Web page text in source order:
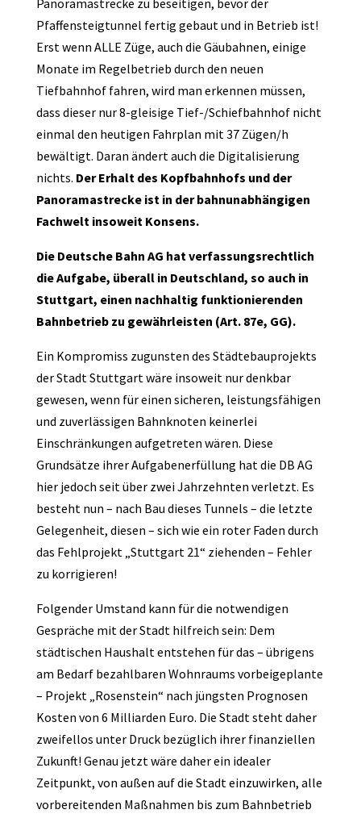
Panoramastrecke zu beseitigen, bevor der
Pfaffensteigtunnel fertig gebaut und in Betrieb ist!
Erst wenn ALLE Züge, auch die Gäubahnen, einige
Monate im Regelbetrieb durch den neuen
Tiefbahnhof fahren, wird man erkennen müssen,
dass dieser nur 8-gleisige Tief-/Schiefbahnhof nicht
einmal den heutigen Fahrplan mit 37 Zügen/h
bewältigt. Daran ändert auch die Digitalisierung
nichts. Der Erhalt des Kopfbahnhofs und der
Panoramastrecke ist in der bahnunabhängigen
Fachwelt insoweit Konsens.
Die Deutsche Bahn AG hat verfassungsrechtlich
die Aufgabe, überall in Deutschland, so auch in
Stuttgart, einen nachhaltig funktionierenden
Bahnbetrieb zu gewährleisten (Art. 87e, GG).
Ein Kompromiss zugunsten des Städtebauprojekts
der Stadt Stuttgart wäre insoweit nur denkbar
gewesen, wenn für einen sicheren, leistungsfähigen
und zuverlässigen Bahnknoten keinerlei
Einschränkungen aufgetreten wären. Diese
Grundsätze ihrer Aufgabenerfüllung hat die DB AG
hier jedoch seit über zwei Jahrzehnten verletzt. Es
besteht nun – nach Bau dieses Tunnels – die letzte
Gelegenheit, diesen – sich wie ein roter Faden durch
das Fehlprojekt „Stuttgart 21“ ziehenden – Fehler
zu korrigieren!
Folgender Umstand kann für die notwendigen
Gespräche mit der Stadt hilfreich sein: Dem
städtischen Haushalt entstehen für das – übrigens
am Bedarf bezahlbaren Wohnraums vorbeigeplante
– Projekt „Rosenstein“ nach jüngsten Prognosen
Kosten von 6 Milliarden Euro. Die Stadt steht daher
zweifellos unter Druck bezüglich ihrer finanziellen
Zukunft! Genau jetzt wäre daher ein idealer
Zeitpunkt, von außen auf die Stadt einzuwirken, alle
vorbereitenden Maßnahmen bis zum Bahnbetrieb